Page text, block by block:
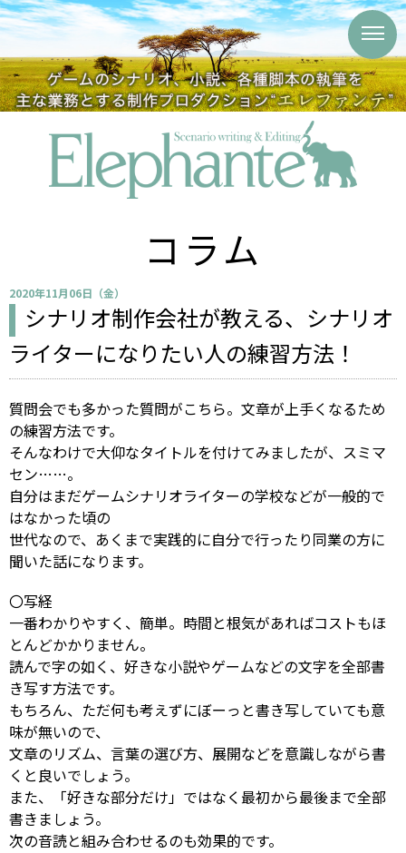
コラム
2020年11月06日（金）
シナリオ制作会社が教える、シナリオ
ライターになりたい人の練習方法！
質問会でも多かった質問がこちら。文章が上手くなるため
の練習方法です。
そんなわけで大仰なタイトルを付けてみましたが、スミマ
セン……。
自分はまだゲームシナリオライターの学校などが一般的で
はなかった頃の
世代なので、あくまで実践的に自分で行ったり同業の方に
聞いた話になります。
〇写経
一番わかりやすく、簡単。時間と根気があればコストもほ
とんどかかりません。
読んで字の如く、好きな小説やゲームなどの文字を全部書
き写す方法です。
もちろん、ただ何も考えずにぼーっと書き写していても意
味が無いので、
文章のリズム、言葉の選び方、展開などを意識しながら書
くと良いでしょう。
また、「好きな部分だけ」ではなく最初から最後まで全部
書きましょう。
次の音読と組み合わせるのも効果的です。